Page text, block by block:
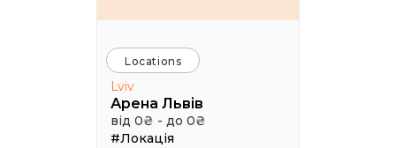
Locations
Lviv
Арена Львів
від 0₴ - до 0₴
#Локація